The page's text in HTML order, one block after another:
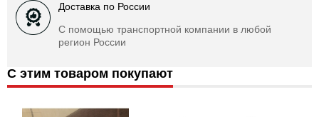
Доставка по России
С помощью транспортной компании в любой
регион России
С этим товаром покупают